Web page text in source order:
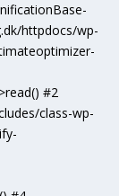
httpdocs/wp-
#2
class-wp-